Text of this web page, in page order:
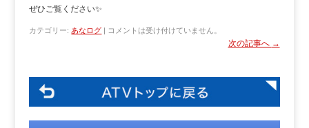
ぜひご覧ください✨
カテゴリー: あなログ | コメントは受け付けていません。
次の記事へ →